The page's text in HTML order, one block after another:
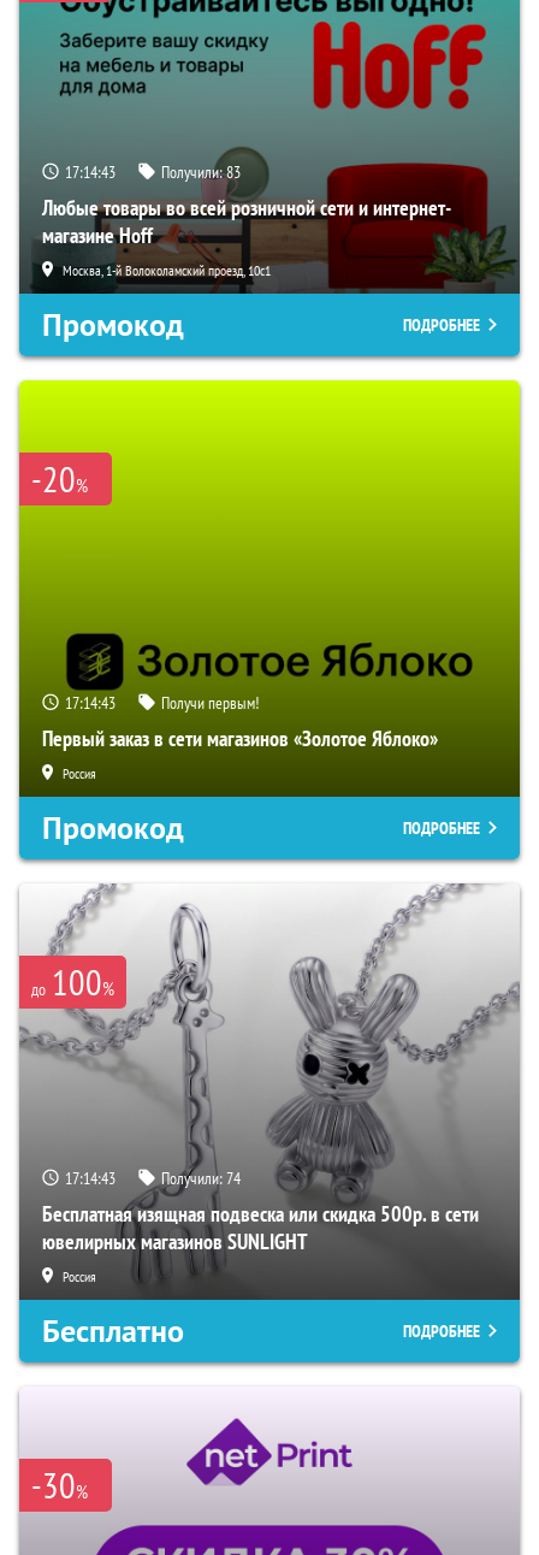
17:14:42 Получили:83
Любые товары во всей розничной сети и интернет-
магазине Hoff
Москва, 1-й Волоколамский проезд, 10с1
Промокод ПОДРОБНЕЕ
-20%
17:14:42 Получи первым!
Первый заказ в сети магазинов «Золотое Яблоко»
Россия
Промокод ПОДРОБНЕЕ
до 100%
17:14:42 Получили:74
Бесплатная изящная подвеска или скидка 500р. в сети
ювелирных магазинов SUNLIGHT
Россия
Бесплатно ПОДРОБНЕЕ
-30%